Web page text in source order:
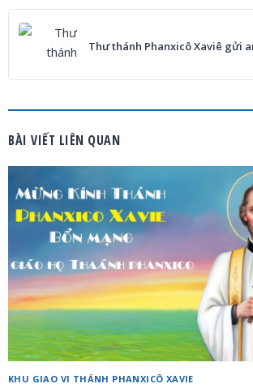
Thư thánh Phanxicô Xaviê gửi
BÀI VIẾT LIÊN QUAN
KHU GIAO VI THÁNH PHANXICÔ XAVIE